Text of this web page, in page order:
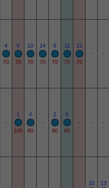
4
70
5
70
10
70
14
70
6
70
11
70
15
70
- -
-
1
100
4
80
-
2
90
6
80
- - -
15 13